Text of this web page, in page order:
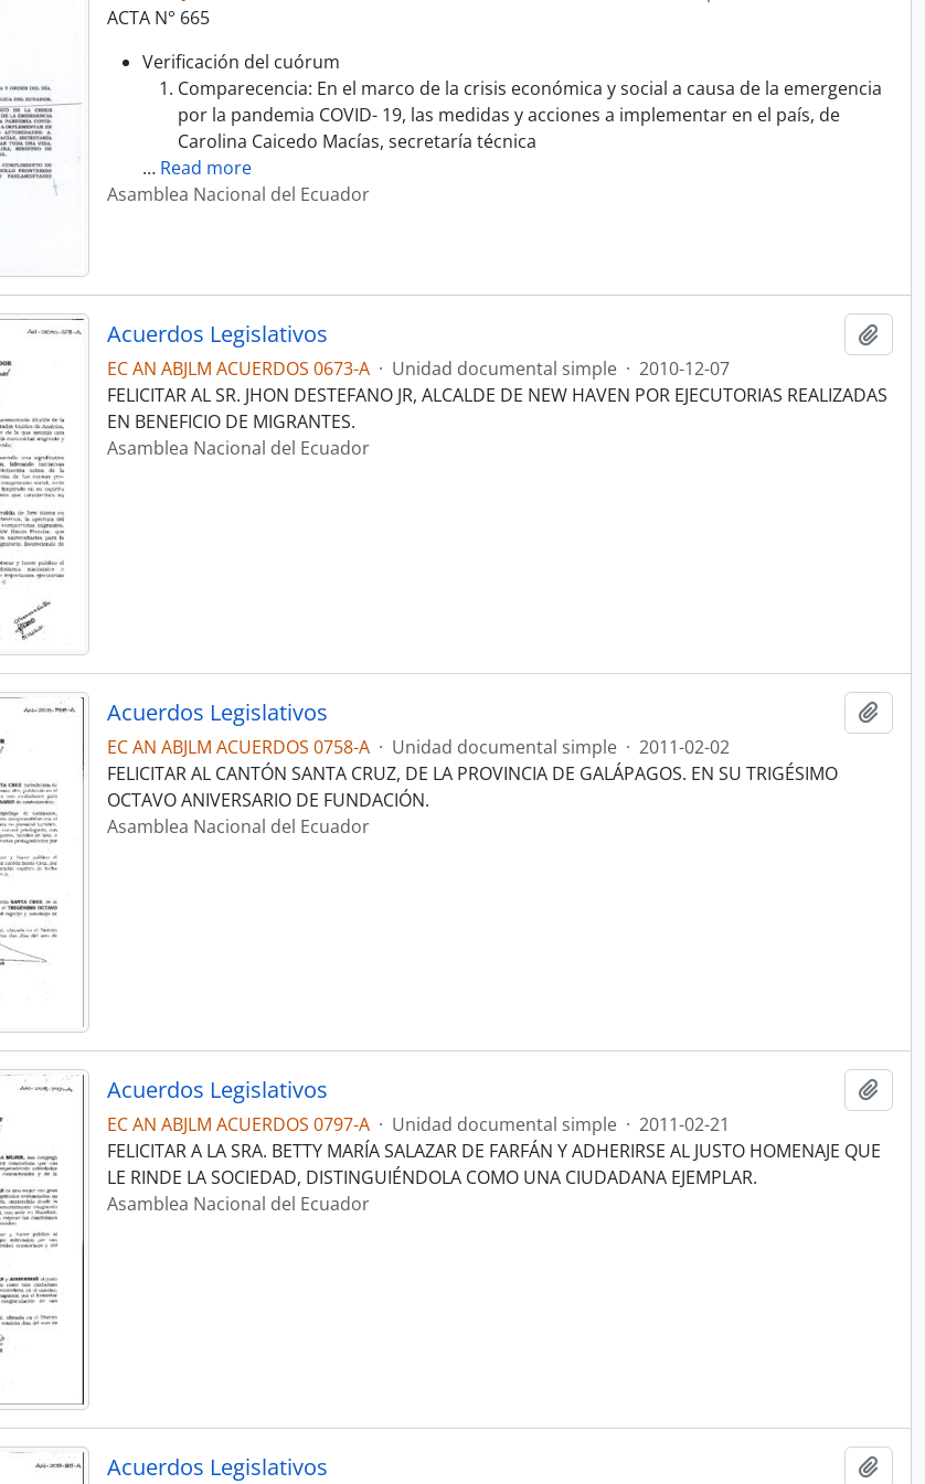
ACTA N° 665
Verificación del cuórum
Comparecencia: En el marco de la crisis económica y social a causa de la emergencia
por la pandemia COVID- 19, las medidas y acciones a implementar en el país, de
Carolina Caicedo Macías, secretaría técnica
… Read more
Asamblea Nacional del Ecuador
Acuerdos Legislativos
EC AN ABJLM ACUERDOS 0673-A · Unidad documental simple · 2010-12-07
FELICITAR AL SR. JHON DESTEFANO JR, ALCALDE DE NEW HAVEN POR EJECUTORIAS REALIZADAS
EN BENEFICIO DE MIGRANTES.
Asamblea Nacional del Ecuador
Acuerdos Legislativos
EC AN ABJLM ACUERDOS 0758-A · Unidad documental simple · 2011-02-02
FELICITAR AL CANTÓN SANTA CRUZ, DE LA PROVINCIA DE GALÁPAGOS. EN SU TRIGÉSIMO
OCTAVO ANIVERSARIO DE FUNDACIÓN.
Asamblea Nacional del Ecuador
Acuerdos Legislativos
EC AN ABJLM ACUERDOS 0797-A · Unidad documental simple · 2011-02-21
FELICITAR A LA SRA. BETTY MARÍA SALAZAR DE FARFÁN Y ADHERIRSE AL JUSTO HOMENAJE QUE
LE RINDE LA SOCIEDAD, DISTINGUIÉNDOLA COMO UNA CIUDADANA EJEMPLAR.
Asamblea Nacional del Ecuador
Acuerdos Legislativos